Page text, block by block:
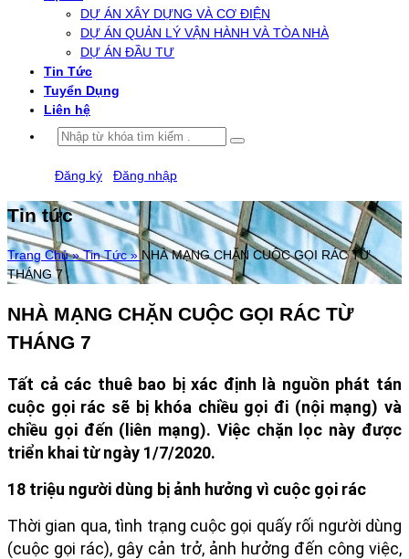
DỰ ÁN XÂY DỰNG VÀ CƠ ĐIỆN
DỰ ÁN QUẢN LÝ VẬN HÀNH VÀ TÒA NHÀ
DỰ ÁN ĐẦU TƯ
Tin Tức
Tuyển Dụng
Liên hệ
Đăng ký Đăng nhập
Tin tức
Trang Chủ »Tin Tức »NHÀ MẠNG CHẶN CUỘC GỌI RÁC TỪ
THÁNG 7
NHÀ MẠNG CHẶN CUỘC GỌI RÁC TỪ
THÁNG 7
Tất cả các thuê bao bị xác định là nguồn phát tán
cuộc gọi rác sẽ bị khóa chiều gọi đi (nội mạng) và
chiều gọi đến (liên mạng). Việc chặn lọc này được
triển khai từ ngày 1/7/2020.
18 triệu người dùng bị ảnh hưởng vì cuộc gọi rác
Thời gian qua, tình trạng cuộc gọi quấy rối người dùng
(cuộc gọi rác), gây cản trở, ảnh hưởng đến công việc,